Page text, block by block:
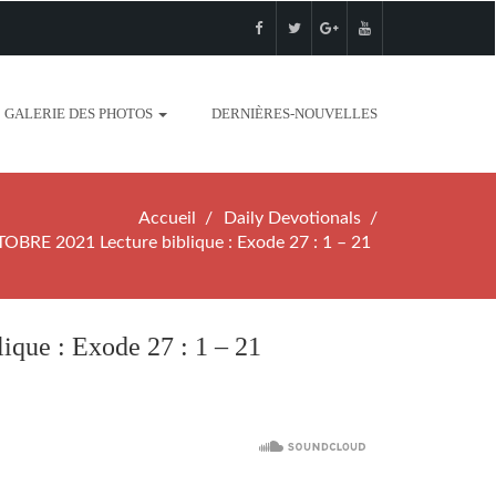
GALERIE DES PHOTOS DERNIÈRES-NOUVELLES
Accueil
Daily Devotionals
2021 Lecture biblique : Exode 27 : 1 – 21
: Exode 27 : 1 – 21